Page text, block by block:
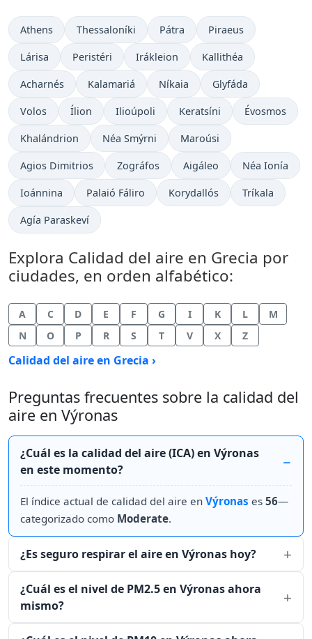
Athens Thessaloníki Pátra Piraeus
Lárisa Peristéri Irákleion Kallithéa
Acharnés Kalamariá Níkaia Glyfáda
Volos Ílion Ilioúpoli Keratsíni Évosmos
Khalándrion Néa Smýrni Maroúsi
Agios Dimitrios Zográfos Aigáleo Néa Ionía
Ioánnina Palaió Fáliro Korydallós Tríkala
Agía Paraskeví
Explora Calidad del aire en Grecia por
ciudades, en orden alfabético:
A C D E F G I K L
M
N
O P R S T V X Z
Calidad del aire en Grecia ›
Preguntas frecuentes sobre la calidad del
aire en Výronas
¿Cuál es la calidad del aire (ICA) en Výronas
en este momento?
El índice actual de calidad del aire en Výronas es 56—
categorizado como Moderate.
¿Es seguro respirar el aire en Výronas hoy?
¿Cuál es el nivel de PM2.5 en Výronas ahora
mismo?